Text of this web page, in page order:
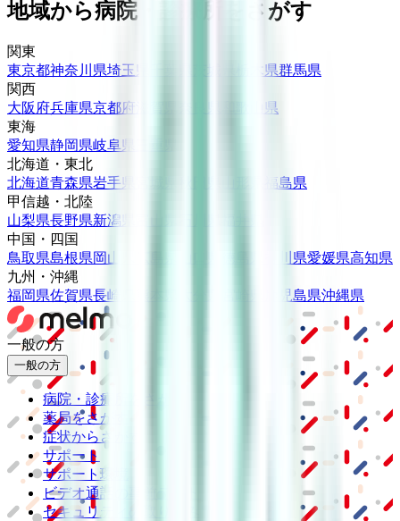
地域から病院・診療所をさがす
関東
東京都神奈川県埼玉県 栃木県群馬県
関西
大阪府兵庫県京都府
和歌山県
東海
愛知県静岡県岐阜県
北海道・東北
北海道青森県岩手県
福島県
甲信越・北陸
山梨県長野県新潟県
中国・四国
鳥取県島根県岡山県 香川県愛媛県高知県
九州・沖縄
福岡県佐賀県長崎県 鹿児島県沖縄県
一般の方
一般の方
病院・診療所をさがす
薬局をさがす
症状からさがす
サポート
サポート環境
ビデオ通話の事前テスト
セキュリティの取り組み